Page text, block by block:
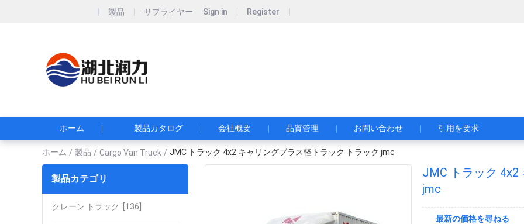
製品 サプライヤー Sign in Register
ホーム 製品カタログ 会社概要 品質管理 お問い合わせ 引用を要求
ホーム / 製品 / Cargo Van Truck / JMC トラック 4x2 キャリングプラス軽トラック トラック jmc
製品カテゴリ
クレーン トラック [136]
JMC トラック 4x2
jmc
最新の価格を尋ねる